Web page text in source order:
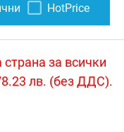
HotPrice
за всички
лв. (без ДДС).